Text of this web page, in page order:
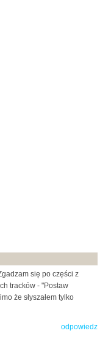
się po części z
tracków - "Postaw
że słyszałem tylko
odpowiedz